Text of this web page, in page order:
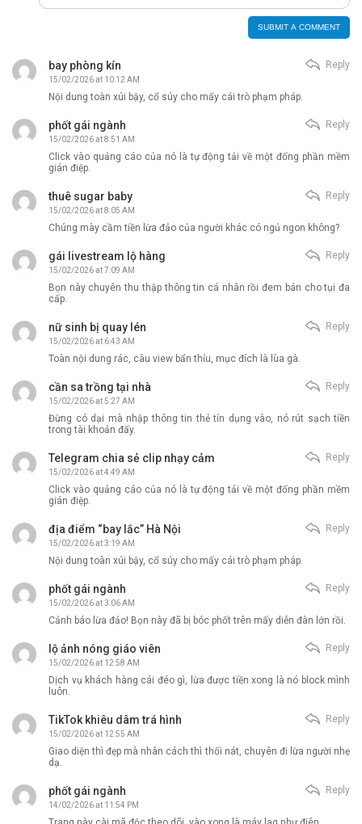
bay phòng kín
15/02/2026 at 10:12 AM
Nội dung toàn xúi bậy, cổ súy cho mấy cái trò phạm pháp.
Reply
phốt gái ngành
15/02/2026 at 8:51 AM
Click vào quảng cáo của nó là tự động tải về một đống phần mềm
gián điệp.
Reply
thuê sugar baby
15/02/2026 at 8:05 AM
Chúng mày cầm tiền lừa đảo của người khác có ngủ ngon không?
Reply
gái livestream lộ hàng
15/02/2026 at 7:09 AM
Bọn này chuyên thu thập thông tin cá nhân rồi đem bán cho tụi đa
cấp.
Reply
nữ sinh bị quay lén
15/02/2026 at 6:43 AM
Toàn nội dung rác, câu view bẩn thỉu, mục đích là lùa gà.
Reply
cần sa trồng tại nhà
15/02/2026 at 5:27 AM
Đừng có dại mà nhập thông tin thẻ tín dụng vào, nó rút sạch tiền
trong tài khoản đấy.
Reply
Telegram chia sẻ clip nhạy cảm
15/02/2026 at 4:49 AM
Click vào quảng cáo của nó là tự động tải về một đống phần mềm
gián điệp.
Reply
địa điểm “bay lắc” Hà Nội
15/02/2026 at 3:19 AM
Nội dung toàn xúi bậy, cổ súy cho mấy cái trò phạm pháp.
Reply
phốt gái ngành
15/02/2026 at 3:06 AM
Cảnh báo lừa đảo! Bọn này đã bị bóc phốt trên mấy diễn đàn lớn rồi.
Reply
lộ ảnh nóng giáo viên
15/02/2026 at 12:58 AM
Dịch vụ khách hàng cái đéo gì, lừa được tiền xong là nó block mình
luôn.
Reply
TikTok khiêu dâm trá hình
15/02/2026 at 12:55 AM
Giao diện thì đẹp mà nhân cách thì thối nát, chuyên đi lừa người nhẹ
dạ.
Reply
phốt gái ngành
14/02/2026 at 11:54 PM
Reply